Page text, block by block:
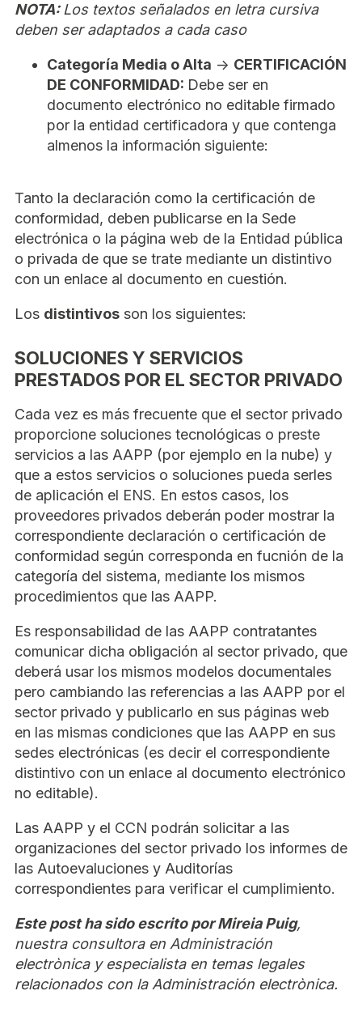
NOTA: Los textos señalados en letra cursiva
deben ser adaptados a cada caso
Categoría Media o Alta -> CERTIFICACIÓN
DE CONFORMIDAD: Debe ser en
documento electrónico no editable firmado
por la entidad certificadora y que contenga
almenos la información siguiente:
Tanto la declaración como la certificación de
conformidad, deben publicarse en la Sede
electrónica o la página web de la Entidad pública
o privada de que se trate mediante un distintivo
con un enlace al documento en cuestión.
Los distintivos son los siguientes:
SOLUCIONES Y SERVICIOS
PRESTADOS POR EL SECTOR PRIVADO
Cada vez es más frecuente que el sector privado
proporcione soluciones tecnológicas o preste
servicios a las AAPP (por ejemplo en la nube) y
que a estos servicios o soluciones pueda serles
de aplicación el ENS. En estos casos, los
proveedores privados deberán poder mostrar la
correspondiente declaración o certificación de
conformidad según corresponda en fucnión de la
categoría del sistema, mediante los mismos
procedimientos que las AAPP.
Es responsabilidad de las AAPP contratantes
comunicar dicha obligación al sector privado, que
deberá usar los mismos modelos documentales
pero cambiando las referencias a las AAPP por el
sector privado y publicarlo en sus páginas web
en las mismas condiciones que las AAPP en sus
sedes electrónicas (es decir el correspondiente
distintivo con un enlace al documento electrónico
no editable).
Las AAPP y el CCN podrán solicitar a las
organizaciones del sector privado los informes de
las Autoevaluciones y Auditorías
correspondientes para verificar el cumplimiento.
Este post ha sido escrito por Mireia Puig,
nuestra consultora en Administración
electrònica y especialista en temas legales
relacionados con la Administración electrònica.